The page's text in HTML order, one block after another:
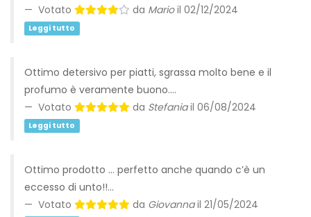
Votato
da Marioil 02/12/2024
Leggi tutto
Ottimo detersivo per piatti, sgrassa molto bene e il
profumo è veramente buono.…
Votato
da Stefaniail 06/08/2024
Leggi tutto
Ottimo prodotto … perfetto anche quando c’è un
eccesso di unto!!…
Votato
da Giovannail 21/05/2024